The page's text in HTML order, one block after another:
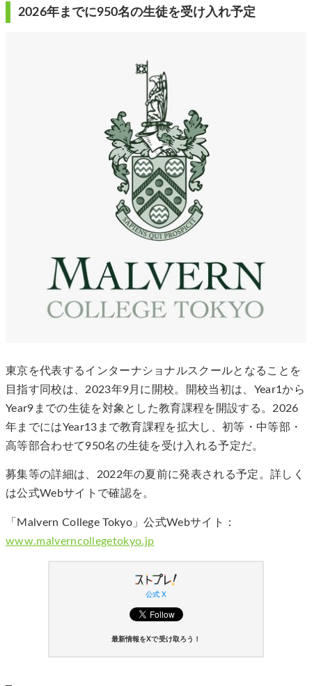
2026年までに950名の生徒を受け入れ予定
東京を代表するインターナショナルスクールとなることを
目指す同校は、2023年9月に開校。開校当初は、Year1から
Year9までの生徒を対象とした教育課程を開設する。2026
年までにはYear13まで教育課程を拡大し、初等・中等部・
高等部合わせて950名の生徒を受け入れる予定だ。
募集等の詳細は、2022年の夏前に発表される予定。詳しく
は公式Webサイトで確認を。
「Malvern College Tokyo」公式Webサイト：
www.malverncollegetokyo.jp
公式 X
最新情報をXで受け取ろう！